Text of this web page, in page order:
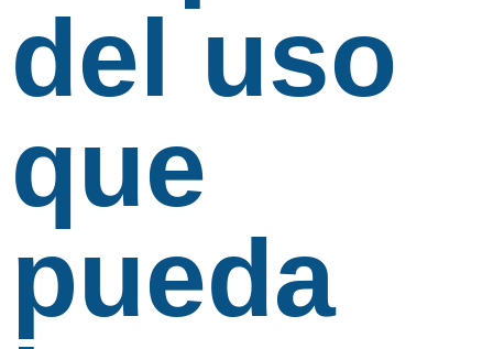
del uso
que
pueda